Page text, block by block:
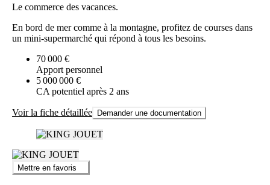
Le commerce des vacances.
En bord de mer comme à la montagne, profitez de courses dans
un mini-supermarché qui répond à tous les besoins.
70 000 €
Apport personnel
5 000 000 €
CA potentiel après 2 ans
Voir la fiche détaillée Demander une documentation
Mettre en favoris